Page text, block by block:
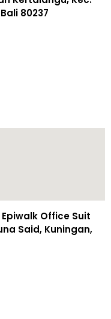
80237
Office Suit
Said, Kuningan,